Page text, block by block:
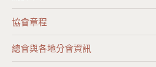
協會章程
總會與各地分會資訊